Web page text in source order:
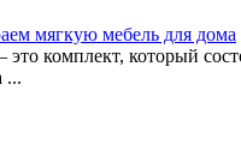
мягкую мебель для дома
комплект, который
...